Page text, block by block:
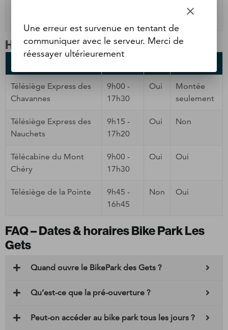
Haute saison (du 4 Juillet au 30 Août)
Télésiège Express des
Chavannes
9h00 -
17h30
Oui
Montée
seulement
Télésiège Express des
Nauchets
9h15 -
17h20
Oui Non
Télécabine du Mont
Chéry
9h00 -
17h30
Oui Oui
Télésiège de la Pointe
9h45 -
16h45
Non Oui
FAQ – Dates & horaires Bike Park Les
Gets
Quand ouvre le BikePark des Gets ?
Qu’est-ce que la pré-ouverture ?
Peut-on accéder au bike park tous les jours ?
clear
Une erreur est survenue en tentant de
communiquer avec le serveur. Merci de
réessayer ultérieurement